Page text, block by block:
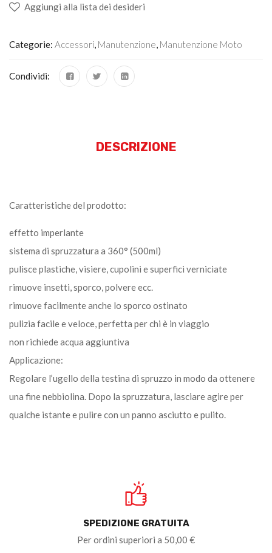
Aggiungi alla lista dei desideri
Categorie: Accessori, Manutenzione, Manutenzione Moto
Condividi:
DESCRIZIONE
Caratteristiche del prodotto:
effetto imperlante
sistema di spruzzatura a 360° (500ml)
pulisce plastiche, visiere, cupolini e superfici verniciate
rimuove insetti, sporco, polvere ecc.
rimuove facilmente anche lo sporco ostinato
pulizia facile e veloce, perfetta per chi è in viaggio
non richiede acqua aggiuntiva
Applicazione:
Regolare l’ugello della testina di spruzzo in modo da ottenere
una fine nebbiolina. Dopo la spruzzatura, lasciare agire per
qualche istante e pulire con un panno asciutto e pulito.
SPEDIZIONE GRATUITA
Per ordini superiori a 50,00 €